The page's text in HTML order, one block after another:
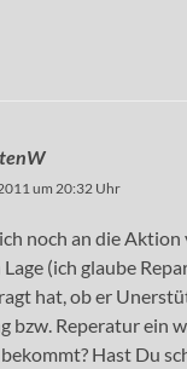
um 20:32 Uhr
noch an die Aktion
(ich glaube
hat, ob er
bzw. Reperatur ein
Hast Du